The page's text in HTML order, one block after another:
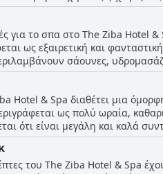
τονίζουν τη
δωματίων χωρίς επιπλέον
ατμόσφαιρα που ενισχύει
για το σπα στο The Ziba
ως εξαιρετική και
σάουνες,
ότι το σπα είναι
μια απολαυστική εμπειρία. Το
που προσθέτει ένα σημαντικό
εντύπωση είναι ότι ο χώρος
Hotel & Spa διαθέτει μια
ως πολύ ωραία,
ότι είναι μεγάλη και καλά
Το μέγεθος και η καθαριότητα
περαιτέρω από τις δικές της εγκαταστάσεις μπαρ, επιτρέποντας στους
να απολαμβάνουν αναψυκτικά
του The Ziba Hotel & Spa